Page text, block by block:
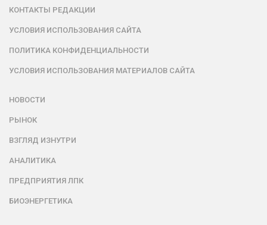
КОНТАКТЫ РЕДАКЦИИ
УСЛОВИЯ ИСПОЛЬЗОВАНИЯ САЙТА
ПОЛИТИКА КОНФИДЕНЦИАЛЬНОСТИ
УСЛОВИЯ ИСПОЛЬЗОВАНИЯ МАТЕРИАЛОВ САЙТА
НОВОСТИ
РЫНОК
ВЗГЛЯД ИЗНУТРИ
АНАЛИТИКА
ПРЕДПРИЯТИЯ ЛПК
БИОЭНЕРГЕТИКА